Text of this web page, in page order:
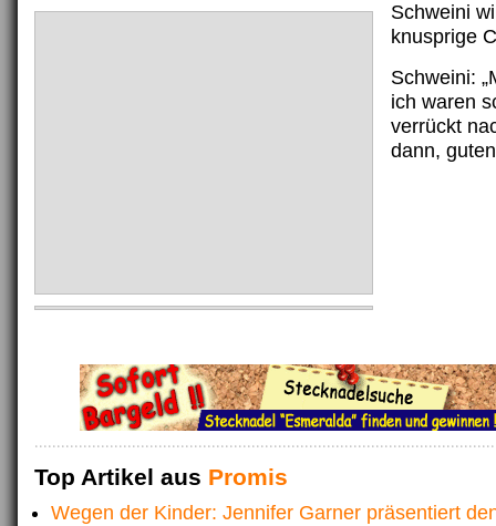
Schweini
knusprige
Schweini:
ich waren
verrückt
dann,
Top Artikel aus Promis
Wegen der Kinder: Jennifer Garner präsentiert